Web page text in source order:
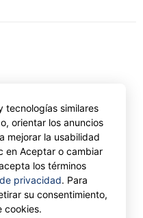
GetTransport®
Limited.
tecnologías similares
orientar los anuncios
mejorar la usabilidad
en Aceptar o cambiar
los términos
privacidad. Para
su consentimiento,
cookies.